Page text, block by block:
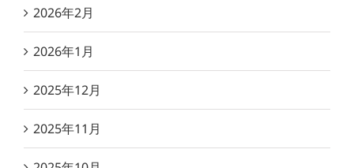
2026年2月
2026年1月
2025年12月
2025年11月